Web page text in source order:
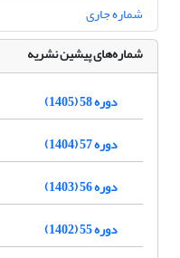
شماره جاری
شماره‌های پیشین نشریه
دوره 58 (1405)
دوره 57 (1404)
دوره 56 (1403)
دوره 55 (1402)